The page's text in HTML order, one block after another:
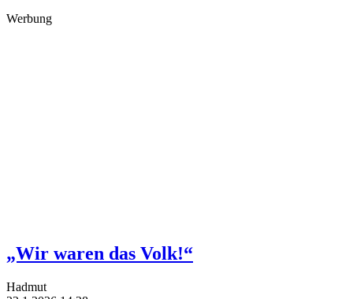
Werbung
„Wir waren das Volk!“
Hadmut